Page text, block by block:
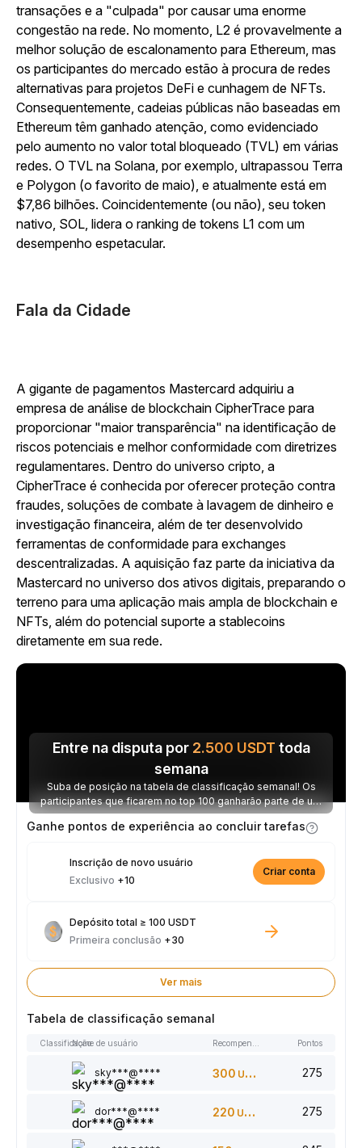
transações e a "culpada" por causar uma enorme
congestão na rede. No momento, L2 é provavelmente a
melhor solução de escalonamento para Ethereum, mas
os participantes do mercado estão à procura de redes
alternativas para projetos DeFi e cunhagem de NFTs.
Consequentemente, cadeias públicas não baseadas em
Ethereum têm ganhado atenção, como evidenciado
pelo aumento no valor total bloqueado (TVL) em várias
redes. O TVL na Solana, por exemplo, ultrapassou Terra
e Polygon (o favorito de maio), e atualmente está em
$7,86 bilhões. Coincidentemente (ou não), seu token
nativo, SOL, lidera o ranking de tokens L1 com um
desempenho espetacular.
Fala da Cidade
A gigante de pagamentos Mastercard adquiriu a
empresa de análise de blockchain CipherTrace para
proporcionar "maior transparência" na identificação de
riscos potenciais e melhor conformidade com diretrizes
regulamentares. Dentro do universo cripto, a
CipherTrace é conhecida por oferecer proteção contra
fraudes, soluções de combate à lavagem de dinheiro e
investigação financeira, além de ter desenvolvido
ferramentas de conformidade para exchanges
descentralizadas. A aquisição faz parte da iniciativa da
Mastercard no universo dos ativos digitais, preparando o
terreno para uma aplicação mais ampla de blockchain e
NFTs, além do potencial suporte a stablecoins
diretamente em sua rede.
Entre na disputa por 2.500 USDT toda
semana
Suba de posição na tabela de classificação semanal! Os
participantes que ficarem no top 100 ganharão parte de um
prêmio de 2.500 USDT toda semana.
Ganhe pontos de experiência ao concluir tarefas
Inscrição de novo usuário
Exclusivo +10
Criar conta
Depósito total ≥ 100 USDT
Primeira conclusão +30
Ver mais
Tabela de classificação semanal
ClassificaçãoNome de usuário Pontos
sky***@**** 300 USDT 275
dor***@**** 220 USDT 275